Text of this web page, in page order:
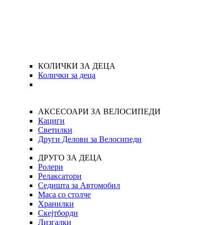
КОЛИЧКИ ЗА ДЕЦА
Колички за деца
АКСЕСОАРИ ЗА ВЕЛОСИПЕДИ
Кациги
Светилки
Други Делови за Велосипеди
ДРУГО ЗА ДЕЦА
Ролери
Релаксатори
Седишта за Автомобил
Маса со столче
Хранилки
Скејтборди
Лизгалки